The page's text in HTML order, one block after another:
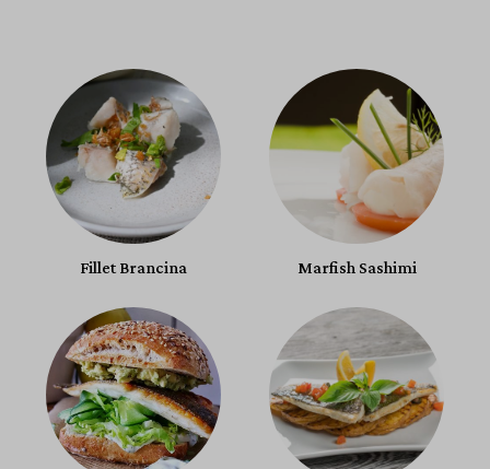
Fillet Brancina Marfish Sashimi